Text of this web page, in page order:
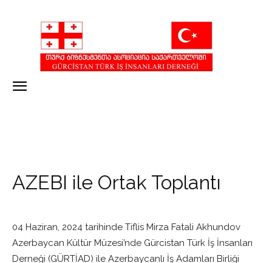
AZEBI ile Ortak Toplantı
04 Haziran, 2024 tarihinde Tiflis Mirza Fatali Akhundov
Azerbaycan Kültür Müzesi’nde Gürcistan Türk İş İnsanları
Derneği (GÜRTİAD) ile Azerbaycanlı İş Adamları Birliği